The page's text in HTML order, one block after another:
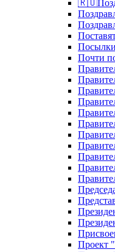
Почти
Проект